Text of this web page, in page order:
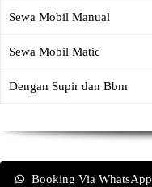
Sewa Mobil Manual
Sewa Mobil Matic
Dengan Supir dan Bbm
Booking Via WhatsApp